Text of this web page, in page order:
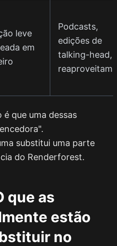
leve
em
Podcasts,
edições de
talking-head,
que uma dessas
substitui uma parte
do Renderforest.
que as
estão
no